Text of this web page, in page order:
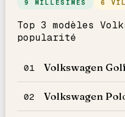
9 MILLÉSIMES 6
Top 3 modèles
popularité
01 Volkswagen
02 Volkswagen